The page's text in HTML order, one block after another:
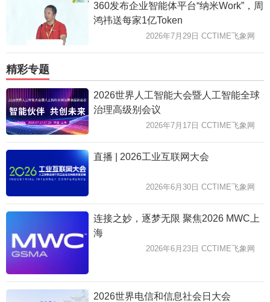
360发布企业智能体平台“纳米Work”，周
鸿祎送每家1亿Token
2026年7月29日 CCTIME飞象网
精彩专题
2026世界人工智能大会暨人工智能全球
治理高级别会议
2026年7月17日 CCTIME飞象网
直播 | 2026工业互联网大会
2026年6月30日 CCTIME飞象网
连接之妙，逐梦无限 聚焦2026 MWC上
海
2026年6月23日 CCTIME飞象网
2026世界电信和信息社会日大会